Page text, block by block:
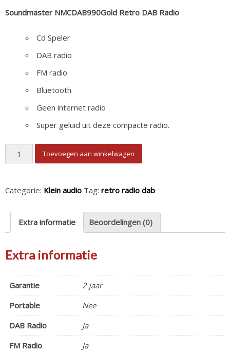
Soundmaster NMCDAB990Gold Retro DAB Radio
Cd Speler
DAB radio
FM radio
Bluetooth
Geen internet radio
Super geluid uit deze compacte radio.
Soundmaster NMCDAB990Gold DAB Retro Radio aantal
Toevoegen aan winkelwagen
Categorie: Klein audio Tag: retro radio dab
Extra informatie Beoordelingen (0)
Extra informatie
Garantie
2 jaar
Portable
Nee
DAB Radio
Ja
FM Radio
Ja